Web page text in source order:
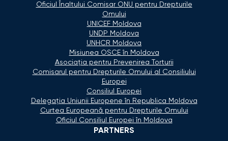
Oficiul Înaltului Comisar ONU pentru Drepturile
Omului
UNICEF Moldova
UNDP Moldova
UNHCR Moldova
Misiunea OSCE în Moldova
Asociaţia pentru Prevenirea Torturii
Comisarul pentru Drepturile Omului al Consiliului
Europei
Consiliul Europei
Delegaţia Uniunii Europene în Republica Moldova
Curtea Europeană pentru Drepturile Omului
Oficiul Consiliul Europei în Moldova
PARTNERS